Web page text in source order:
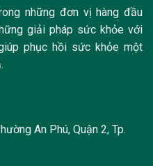
những đơn vị hàng đầu
giải pháp sức khỏe với
phục hồi sức khỏe một
An Phú, Quận 2, Tp.